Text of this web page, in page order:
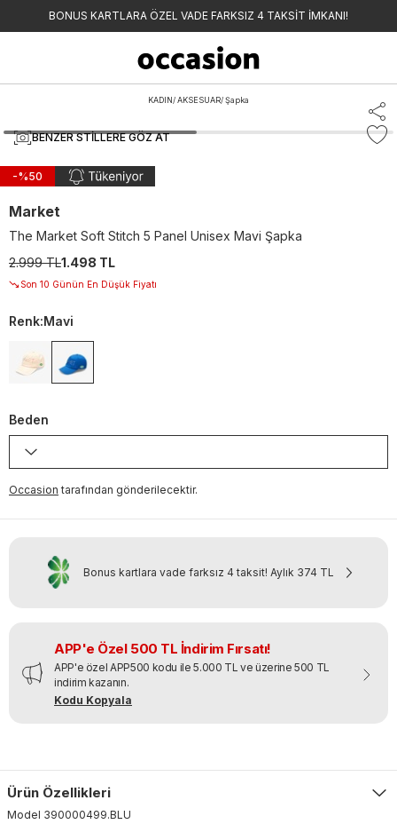
BONUS KARTLARA ÖZEL VADE FARKSIZ 4 TAKSİT İMKANI!
KADIN/AKSESUAR/Şapka
BENZER STILLERE GÖZ AT
-%50
Market
The Market Soft Stitch 5 Panel Unisex Mavi Şapka
2.999 TL1.498 TL
Son 10 Günün En Düşük Fiyatı
Renk:Mavi
Beden
Occasion tarafından gönderilecektir.
Bonus kartlara vade farksız 4 taksit! Aylık 374 TL
APP'e Özel 500 TL İndirim Fırsatı!
APP'e özel APP500 kodu ile 5.000 TL ve üzerine 500 TL
indirim kazanın.
Kodu Kopyala
Ürün Özellikleri
Model 390000499.BLU